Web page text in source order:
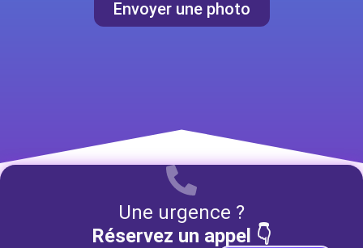
Envoyer une photo
Une urgence ?
Réservez un appel 👇